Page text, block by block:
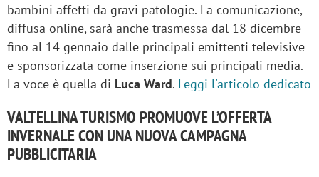
bambini affetti da gravi patologie. La comunicazione,
diffusa online, sarà anche trasmessa dal 18 dicembre
fino al 14 gennaio dalle principali emittenti televisive
e sponsorizzata come inserzione sui principali media.
La voce è quella di Luca Ward. Leggi l'articolo dedicato
VALTELLINA TURISMO PROMUOVE L’OFFERTA
INVERNALE CON UNA NUOVA CAMPAGNA
PUBBLICITARIA